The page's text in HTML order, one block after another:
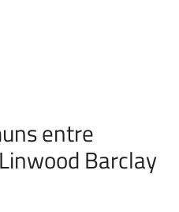
entre
Barclay